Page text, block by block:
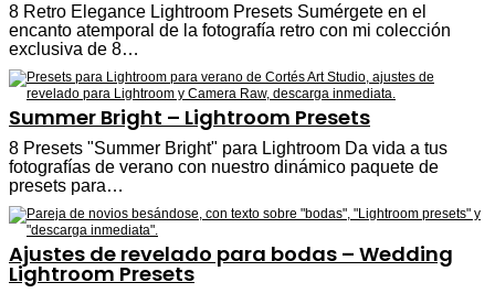
8 Retro Elegance Lightroom Presets Sumérgete en el
encanto atemporal de la fotografía retro con mi colección
exclusiva de 8…
Summer Bright – Lightroom Presets
8 Presets "Summer Bright" para Lightroom Da vida a tus
fotografías de verano con nuestro dinámico paquete de
presets para…
Ajustes de revelado para bodas – Wedding
Lightroom Presets